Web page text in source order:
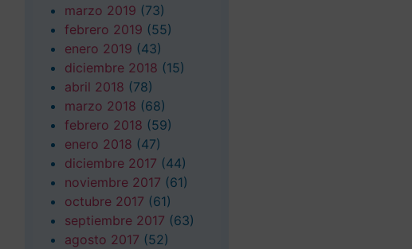
marzo 2019 (73)
febrero 2019 (55)
enero 2019 (43)
diciembre 2018 (15)
abril 2018 (78)
marzo 2018 (68)
febrero 2018 (59)
enero 2018 (47)
diciembre 2017 (44)
noviembre 2017 (61)
octubre 2017 (61)
septiembre 2017 (63)
agosto 2017 (52)